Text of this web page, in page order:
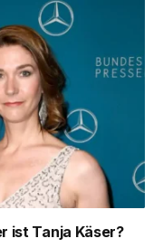
ist Tanja Käser?